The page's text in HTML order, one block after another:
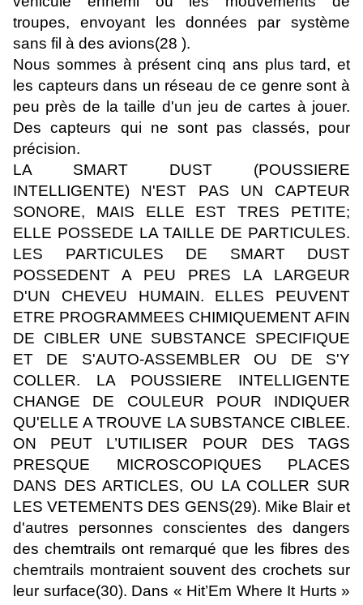
troupes, envoyant les données par système
sans fil à des avions(28 ).
Nous sommes à présent cinq ans plus tard, et
les capteurs dans un réseau de ce genre sont à
peu près de la taille d'un jeu de cartes à jouer.
Des capteurs qui ne sont pas classés, pour
précision.
LA SMART DUST (POUSSIERE
INTELLIGENTE) N'EST PAS UN CAPTEUR
SONORE, MAIS ELLE EST TRES PETITE;
ELLE POSSEDE LA TAILLE DE PARTICULES.
LES PARTICULES DE SMART DUST
POSSEDENT A PEU PRES LA LARGEUR
D'UN CHEVEU HUMAIN. ELLES PEUVENT
ETRE PROGRAMMEES CHIMIQUEMENT AFIN
DE CIBLER UNE SUBSTANCE SPECIFIQUE
ET DE S'AUTO-ASSEMBLER OU DE S'Y
COLLER. LA POUSSIERE INTELLIGENTE
CHANGE DE COULEUR POUR INDIQUER
QU'ELLE A TROUVE LA SUBSTANCE CIBLEE.
ON PEUT L’UTILISER POUR DES TAGS
PRESQUE MICROSCOPIQUES PLACES
DANS DES ARTICLES, OU LA COLLER SUR
LES VETEMENTS DES GENS(29). Mike Blair et
d'autres personnes conscientes des dangers
des chemtrails ont remarqué que les fibres des
chemtrails montraient souvent des crochets sur
leur surface(30). Dans « Hit’Em Where It Hurts »